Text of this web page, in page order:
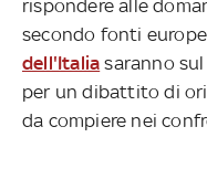
rispondere alle
secondo fonti
dell'Italia saranno
per un dibattito di
da compiere nei